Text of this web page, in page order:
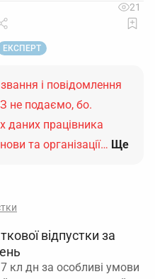
21
ЕКСПЕРТ
і повідомлення
не подаємо, бо.
даних працівника
та організації… Ще
відпустки за
кл дн за особливі умови